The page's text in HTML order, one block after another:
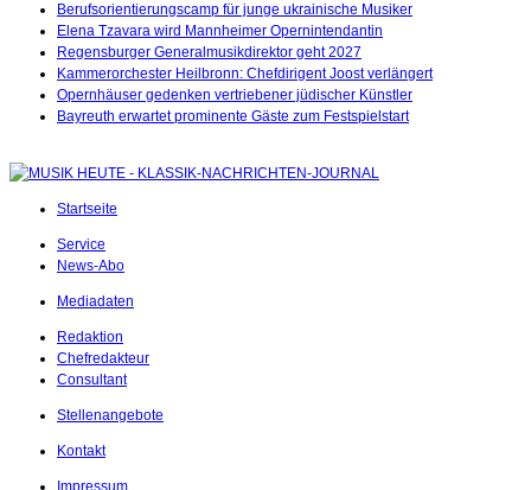
Berufsorientierungscamp für junge ukrainische Musiker
Elena Tzavara wird Mannheimer Opernintendantin
Regensburger Generalmusikdirektor geht 2027
Kammerorchester Heilbronn: Chefdirigent Joost verlängert
Opernhäuser gedenken vertriebener jüdischer Künstler
Bayreuth erwartet prominente Gäste zum Festspielstart
Startseite
Service
News-Abo
Mediadaten
Redaktion
Chefredakteur
Consultant
Stellenangebote
Kontakt